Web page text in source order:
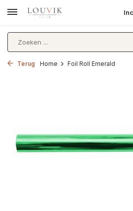
Terug Home Foil Roll Emerald